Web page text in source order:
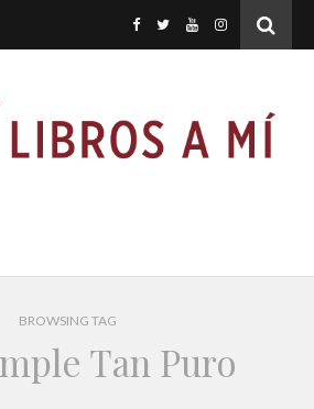
BROWSING TAG
Tan Puro